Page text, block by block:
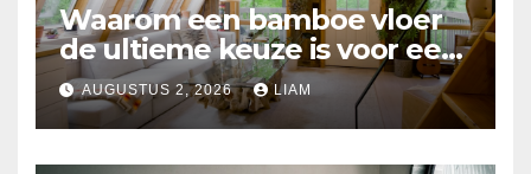
Waarom een bamboe vloer
de ultieme keuze is voor een
duurzaam interieur
AUGUSTUS 2, 2026 LIAM